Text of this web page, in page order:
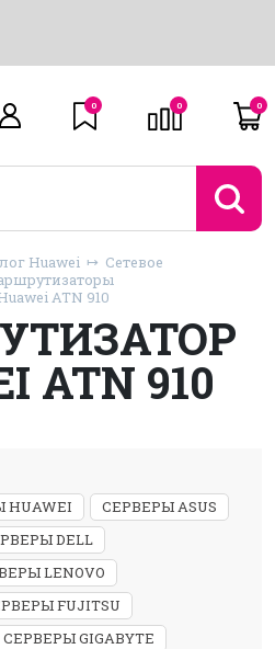
0 0 0
Huawei
Сетевое
ATN 910
ATN 910
СЕРВЕРЫ ASUS
DELL
LENOVO
FUJITSU
СЕРВЕРЫ GIGABYTE